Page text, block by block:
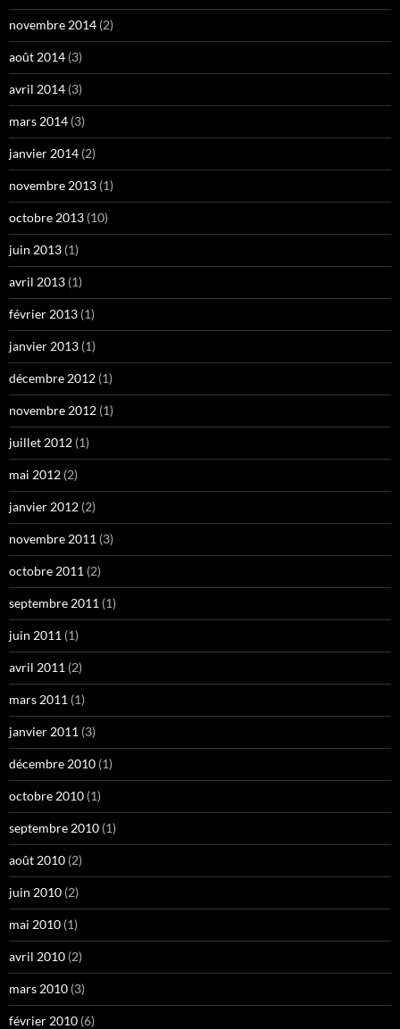
novembre 2014 (2)
août 2014 (3)
avril 2014 (3)
mars 2014 (3)
janvier 2014 (2)
novembre 2013 (1)
octobre 2013 (10)
juin 2013 (1)
avril 2013 (1)
février 2013 (1)
janvier 2013 (1)
décembre 2012 (1)
novembre 2012 (1)
juillet 2012 (1)
mai 2012 (2)
janvier 2012 (2)
novembre 2011 (3)
octobre 2011 (2)
septembre 2011 (1)
juin 2011 (1)
avril 2011 (2)
mars 2011 (1)
janvier 2011 (3)
décembre 2010 (1)
octobre 2010 (1)
septembre 2010 (1)
août 2010 (2)
juin 2010 (2)
mai 2010 (1)
avril 2010 (2)
mars 2010 (3)
février 2010 (6)